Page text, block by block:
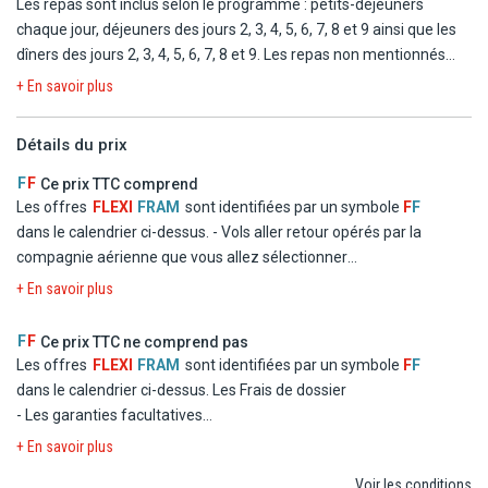
immersion dans l'ambiance vibrante de la ville, à proximité des
centres d'intérêts principaux.
MADABA : Hôtel Grand Madaba, élégant hôtel 4* au cœur de la
Mont Nébo, le confort moderne des chambres et la douceur d'une
DANA : Dana Guest House, vous êtes perchés au-dessus du Wadi
Dana, dans des chambres simples mais pleines de charme, vous
savourez un repas local en regardant le soleil disparaître derrière
les montagnes majestueuses de la vallée.
BEIDA : Little Pétra Bédouin Camp, vous dormez sous une tente
traditionnelle au pied des roches du désert, et au lever du jour,
entre un thé parfumé et la lumière dorée qui embrase les
montagnes, vous goûtez à la magie intemporelle de Petra.
Les repas sont inclus selon le programme : petits-déjeuners
chaque jour, déjeuners des jours 2, 3, 4, 5, 6, 7, 8 et 9 ainsi que les
dîners des jours 2, 3, 4, 5, 6, 7, 8 et 9. Les repas non mentionnés
sont libres et à la charge des voyageurs.
+ En savoir plus
Détails du prix
F F Ce prix TTC comprend
Les offres FLEXI FRAM sont identifiées par un symbole FF
dans le calendrier ci-dessus. - Vols aller retour opérés par la
compagnie aérienne que vous allez sélectionner
- Logement en chambre double standard dans les hôtels
- La formule Repas
- Les taxes d'aéroport et de solidarité
- Le transfert
+ En savoir plus
F F Ce prix TTC ne comprend pas
Les offres FLEXI FRAM sont identifiées par un symbole FF
dans le calendrier ci-dessus. Les Frais de dossier
- Les garanties facultatives
- Les autres repas et les boissons
+ En savoir plus